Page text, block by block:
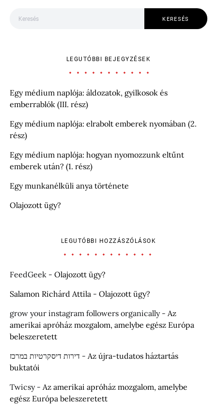
KERESÉS
LEGUTÓBBI BEJEGYZÉSEK
Egy médium naplója: áldozatok, gyilkosok és
emberrablók (III. rész)
Egy médium naplója: elrabolt emberek nyomában (2.
rész)
Egy médium naplója: hogyan nyomozzunk eltűnt
emberek után? (1. rész)
Egy munkanélküli anya története
Olajozott ügy?
LEGUTÓBBI HOZZÁSZÓLÁSOK
FeedGeek - Olajozott ügy?
Salamon Richárd Attila - Olajozott ügy?
grow your instagram followers organically- Az
amerikai apróház mozgalom, amelybe egész Európa
beleszeretett
דירות דיסקרטיות במרכז - Az újra-tudatos háztartás
buktatói
Twicsy- Az amerikai apróház mozgalom, amelybe
egész Európa beleszeretett